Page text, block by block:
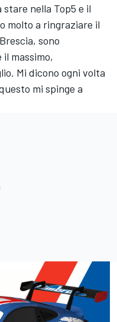
stare nella Top5 e il
molto a ringraziare il
sono
massimo,
Mi dicono ogni volta
mi spinge a